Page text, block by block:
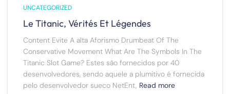
UNCATEGORIZED
Le Titanic, Vérités Et Légendes
Content Evite A alta Aforismo Drumbeat Of The
Conservative Movement What Are The Symbols In The
Titanic Slot Game? Estes são fornecidos por 40
desenvolvedores, sendo aquele a plumitivo é fornecida
pelo desenvolvedor sueco NetEnt, Read more